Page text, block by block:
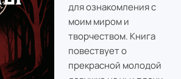
для ознакомления с
моим миром и
творчеством. Книга
повествует о
прекрасной молодой